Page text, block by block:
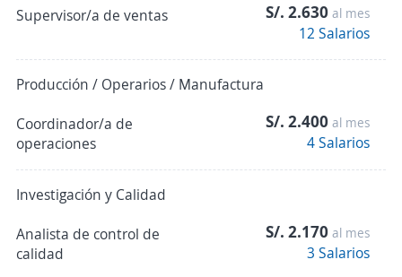
Supervisor/a de ventas
S/. 2.630 al mes
12 Salarios
Producción / Operarios / Manufactura
Coordinador/a de
operaciones
S/. 2.400 al mes
4 Salarios
Investigación y Calidad
Analista de control de
calidad
S/. 2.170 al mes
3 Salarios